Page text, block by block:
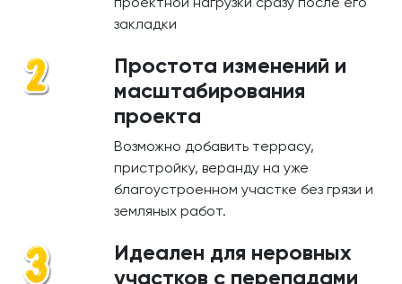
закладки
Простота изменений и
масштабирования
проекта
Возможно добавить террасу,
пристройку, веранду на уже
благоустроенном участке без грязи и
земляных работ.
Идеален для неровных
участков с перепадами